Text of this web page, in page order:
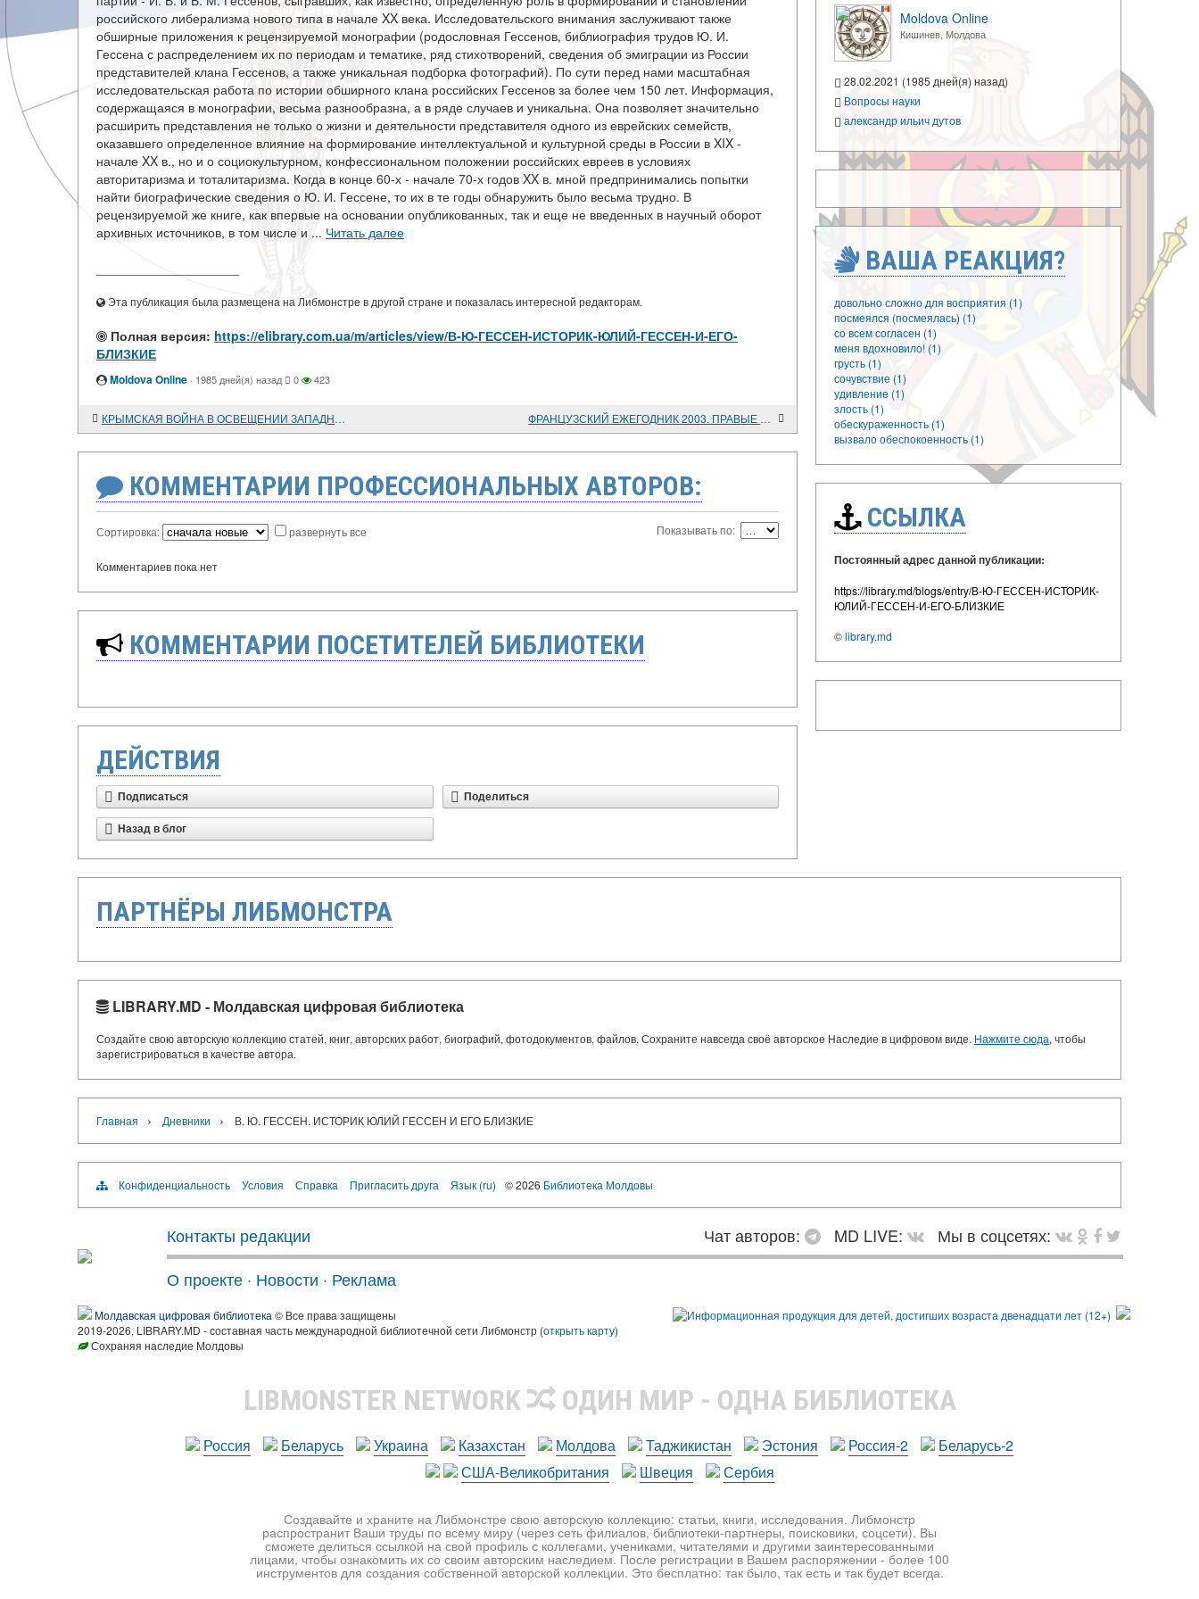
российского либерализма нового типа в начале XX века. Исследовательского внимания заслуживают также
обширные приложения к рецензируемой монографии (родословная Гессенов, библиография трудов Ю. И.
Гессена с распределением их по периодам и тематике, ряд стихотворений, сведения об эмиграции из России
представителей клана Гессенов, а также уникальная подборка фотографий). По сути перед нами масштабная
исследовательская работа по истории обширного клана российских Гессенов за более чем 150 лет. Информация,
содержащаяся в монографии, весьма разнообразна, а в ряде случаев и уникальна. Она позволяет значительно
расширить представления не только о жизни и деятельности представителя одного из еврейских семейств,
оказавшего определенное влияние на формирование интеллектуальной и культурной среды в России в XIX -
начале XX в., но и о социокультурном, конфессиональном положении российских евреев в условиях
авторитаризма и тоталитаризма. Когда в конце 60-х - начале 70-х годов XX в. мной предпринимались попытки
найти биографические сведения о Ю. И. Гессене, то их в те годы обнаружить было весьма трудно. В
рецензируемой же книге, как впервые на основании опубликованных, так и еще не введенных в научный оборот
архивных источников, в том числе и ... Читать далее
Эта публикация была размещена на Либмонстре в другой стране и показалась интересной редакторам.
Полная версия: https://elibrary.com.ua/m/articles/view/В-Ю-ГЕССЕН-ИСТОРИК-ЮЛИЙ-ГЕССЕН-И-ЕГО-
БЛИЗКИЕ
Moldova Online · 1985 дней(я) назад 0 423
КРЫМСКАЯ ВОЙНА В ОСВЕЩЕНИИ ЗАПАДНИКОВ ФРАНЦУЗСКИЙ ЕЖЕГОДНИК 2003. ПРАВЫЕ ВО ФРАНЦИИ
КОММЕНТАРИИ ПРОФЕССИОНАЛЬНЫХ АВТОРОВ:
Сортировка: развернуть все Показывать по:
Комментариев пока нет
КОММЕНТАРИИ ПОСЕТИТЕЛЕЙ БИБЛИОТЕКИ
ДЕЙСТВИЯ
Подписаться Поделиться
Назад в блог
Moldova Online
Кишинев, Молдова
28.02.2021 (1985 дней(я) назад)
Вопросы науки
александр ильич дутов
ВАША РЕАКЦИЯ?
довольно сложно для восприятия (1)
посмеялся (посмеялась) (1)
со всем согласен (1)
меня вдохновило! (1)
грусть (1)
сочувствие (1)
удивление (1)
злость (1)
обескураженность (1)
вызвало обеспокоенность (1)
ССЫЛКА
Постоянный адрес данной публикации:
https://library.md/blogs/entry/В-Ю-ГЕССЕН-ИСТОРИК-
ЮЛИЙ-ГЕССЕН-И-ЕГО-БЛИЗКИЕ
©library.md
ПАРТНЁРЫ ЛИБМОНСТРА
LIBRARY.MD - Молдавская цифровая библиотека
Создайте свою авторскую коллекцию статей, книг, авторских работ, биографий, фотодокументов, файлов. Сохраните навсегда своё авторское Наследие в цифровом виде. Нажмите сюда, чтобы
зарегистрироваться в качестве автора.
Главная › Дневники › В. Ю. ГЕССЕН. ИСТОРИК ЮЛИЙ ГЕССЕН И ЕГО БЛИЗКИЕ
Конфиденциальность Условия Справка Пригласить друга Язык (ru) © 2026 Библиотека Молдовы
Контакты редакции Чат авторов: MD LIVE:
Мы в соцсетях:
О проекте · Новости · Реклама
Молдавская цифровая библиотека © Все права защищены
2019-2026, LIBRARY.MD - составная часть международной библиотечной сети Либмонстр (открыть карту)
Сохраняя наследие Молдовы
LIBMONSTER NETWORK ОДИН МИР - ОДНА БИБЛИОТЕКА
Россия Беларусь Украина Казахстан Молдова Таджикистан Эстония Россия-2
Беларусь-2
США-Великобритания
Швеция Сербия
Создавайте и храните на Либмонстре свою авторскую коллекцию: статьи, книги, исследования. Либмонстр
распространит Ваши труды по всему миру (через сеть филиалов, библиотеки-партнеры, поисковики, соцсети). Вы
сможете делиться ссылкой на свой профиль с коллегами, учениками, читателями и другими заинтересованными
лицами, чтобы ознакомить их со своим авторским наследием. После регистрации в Вашем распоряжении - более 100
инструментов для создания собственной авторской коллекции. Это бесплатно: так было, так есть и так будет всегда.